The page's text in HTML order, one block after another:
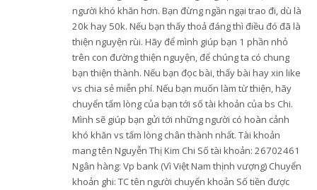
người khó khăn hơn. Bạn đừng ngần ngại trao đi, dù là
20k hay 50k. Nếu bạn thấy thoả đáng thì điều đó đã là
thiện nguyện rùi. Hãy để mình giúp bạn 1 phần nhỏ
trên con đường thiện nguyện, để chúng ta có chung
bạn thiện thành. Nếu bạn đọc bài, thấy bài hay xin like
vs chia sẻ miễn phí. Nếu bạn muốn làm từ thiện, hãy
chuyển tấm lòng của bạn tới số tài khoản của bs Chi.
Mình sẽ giúp bạn gửi tới những người có hoàn cảnh
khó khăn vs tấm lòng chân thành nhất. Tài khoản
mang tên Nguyễn Thị Kim Chi Số tài khoản: 26702461
Ngân hàng: Vp bank (Vì Việt Nam thịnh vượng) Chuyển
khoản ghi: TC tên người chuyển khoản Số tiền được